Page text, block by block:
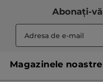
Abonați-
Magazinele noastre